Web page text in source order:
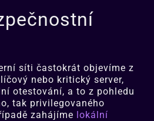
síti častokrát objevíme z
nebo kritický server,
otestování, a to z pohledu
​​tak privilegovaného
zahájíme lokální